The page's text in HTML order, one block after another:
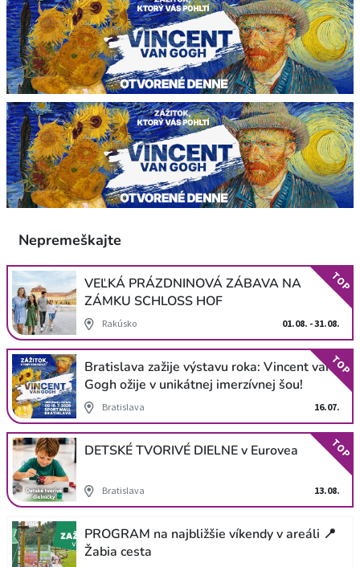
Nepremeškajte
VEĽKÁ PRÁZDNINOVÁ ZÁBAVA NA
ZÁMKU SCHLOSS HOF
Rakúsko 01.08. - 31.08.
TOP
Bratislava zažije výstavu roka: Vincent van
Gogh ožije v unikátnej imerzívnej šou!
Bratislava 16.07.
TOP
DETSKÉ TVORIVÉ DIELNE v Eurovea
Bratislava 13.08.
TOP
PROGRAM na najbližšie víkendy v areáli 📍
Žabia cesta